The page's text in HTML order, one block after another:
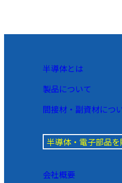
半導体とは
製品について
間接材・副資材につ
半導体・電子部品を
会社概要